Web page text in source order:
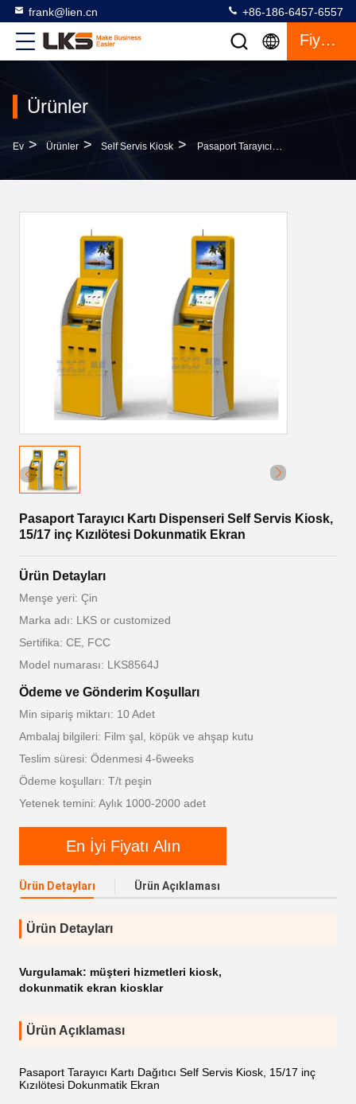
frank@lien.cn +86-186-6457-6557
Fiyat Teklifi
Ürünler
Ev > Ürünler > Self Servis Kiosk > Pasaport Tarayıcı Kartı Dispenseri Self Servis Kiosk, 15/17 Inç Kızılötesi Dokunmatik Ekran
Pasaport Tarayıcı Kartı Dispenseri Self Servis Kiosk,
15/17 inç Kızılötesi Dokunmatik Ekran
Ürün Detayları
Menşe yeri: Çin
Marka adı: LKS or customized
Sertifika: CE, FCC
Model numarası: LKS8564J
Ödeme ve Gönderim Koşulları
Min sipariş miktarı: 10 Adet
Ambalaj bilgileri: Film şal, köpük ve ahşap kutu
Teslim süresi: Ödenmesi 4-6weeks
Ödeme koşulları: T/t peşin
Yetenek temini: Aylık 1000-2000 adet
En İyi Fiyatı Alın
Ürün Detayları Ürün Açıklaması
Ürün Detayları
Vurgulamak: müşteri hizmetleri kiosk,
dokunmatik ekran kiosklar
Ürün Açıklaması
Pasaport Tarayıcı Kartı Dağıtıcı Self Servis Kiosk, 15/17 inç
Kızılötesi Dokunmatik Ekran